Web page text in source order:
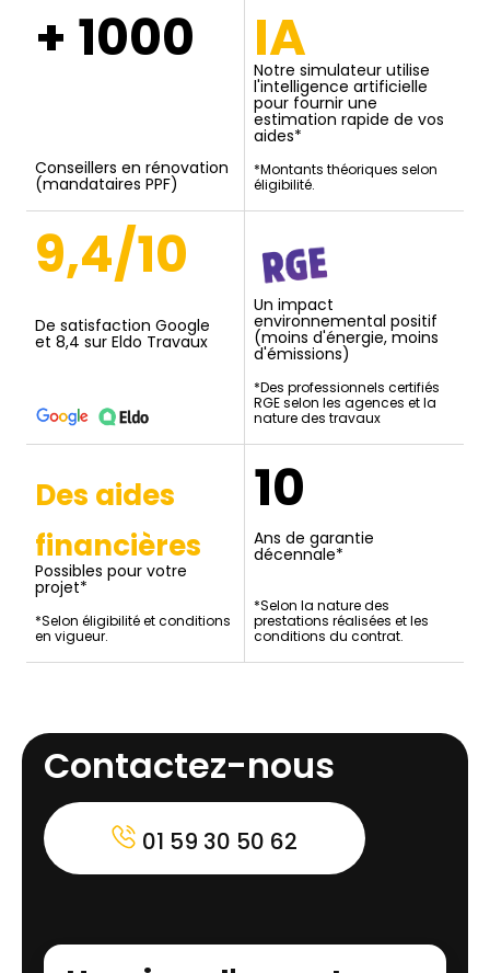
+ 1000
Conseillers en rénovation
(mandataires PPF)
IA
Notre simulateur utilise
l'intelligence artificielle
pour fournir une
estimation rapide de vos
aides*
*Montants théoriques selon
éligibilité.
9,4/10
De satisfaction Google
et 8,4 sur Eldo Travaux
Un impact
environnemental positif
(moins d'énergie, moins
d'émissions)
*Des professionnels certifiés
RGE selon les agences et la
nature des travaux
Des aides
financières
Possibles pour votre
projet*
*Selon éligibilité et conditions
en vigueur.
10
Ans de garantie
décennale*
*Selon la nature des
prestations réalisées et les
conditions du contrat.
Contactez-nous
01 59 30 50 62